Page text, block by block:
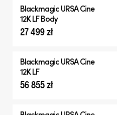
BlackmagicURSA Cine
12K LF Body
27 499 zł
BlackmagicURSA Cine
12K LF
56 855 zł